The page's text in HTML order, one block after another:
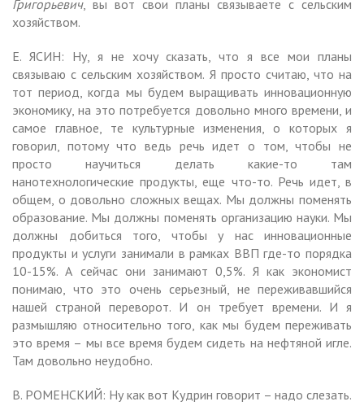
Григорьевич, вы вот свои планы связываете с сельским
хозяйством.
Е. ЯСИН: Ну, я не хочу сказать, что я все мои планы
связываю с сельским хозяйством. Я просто считаю, что на
тот период, когда мы будем выращивать инновационную
экономику, на это потребуется довольно много времени, и
самое главное, те культурные изменения, о которых я
говорил, потому что ведь речь идет о том, чтобы не
просто научиться делать какие-то там
нанотехнологические продукты, еще что-то. Речь идет, в
общем, о довольно сложных вещах. Мы должны поменять
образование. Мы должны поменять организацию науки. Мы
должны добиться того, чтобы у нас инновационные
продукты и услуги занимали в рамках ВВП где-то порядка
10-15%. А сейчас они занимают 0,5%. Я как экономист
понимаю, что это очень серьезный, не переживавшийся
нашей страной переворот. И он требует времени. И я
размышляю относительно того, как мы будем переживать
это время – мы все время будем сидеть на нефтяной игле.
Там довольно неудобно.
В. РОМЕНСКИЙ: Ну как вот Кудрин говорит – надо слезать.